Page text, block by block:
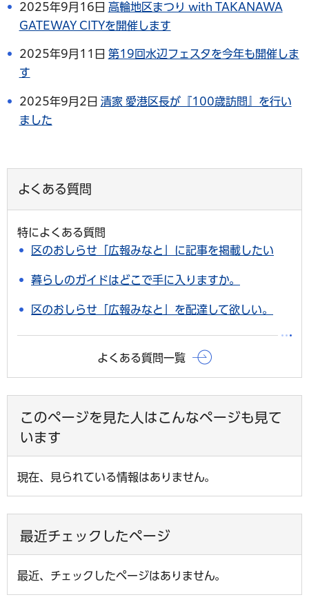
2025年9月16日 高輪地区まつり with TAKANAWA
GATEWAY CITYを開催します
2025年9月11日 第19回水辺フェスタを今年も開催しま
す
2025年9月2日 清家 愛港区長が『100歳訪問』を行い
ました
よくある質問
特によくある質問
区のおしらせ「広報みなと」に記事を掲載したい
暮らしのガイドはどこで手に入りますか。
区のおしらせ「広報みなと」を配達して欲しい。
よくある質問一覧
このページを見た人はこんなページも見て
います
現在、見られている情報はありません。
最近チェックしたページ
最近、チェックしたページはありません。